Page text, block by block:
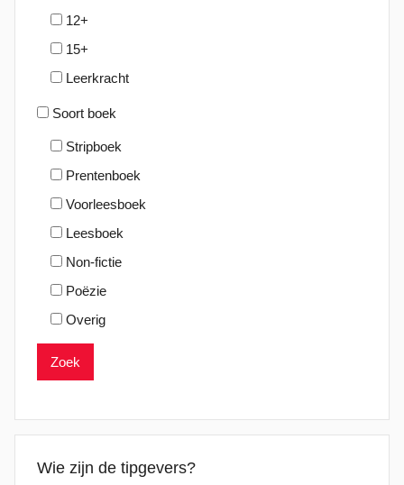
12+
15+
Leerkracht
Soort boek
Stripboek
Prentenboek
Voorleesboek
Leesboek
Non-fictie
Poëzie
Overig
Wie zijn de tipgevers?